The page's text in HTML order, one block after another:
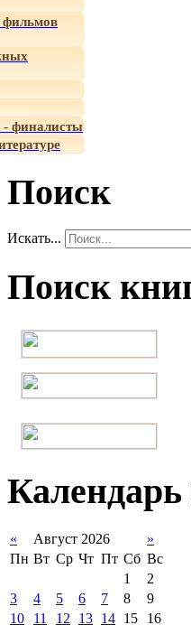
- финалисты
Поиск
Искать...
Поиск
« Август 2026
»
Пн Вт Ср Чт Пт Сб Вс
1
2
3
4 5 6 7 8
9
10
11 12 13 14 15 16